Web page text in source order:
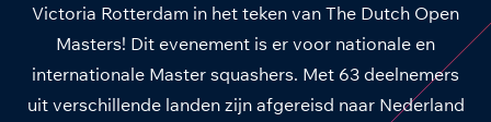
Victoria Rotterdam in het teken van The Dutch Open
Masters! Dit evenement is er voor nationale en
internationale Master squashers. Met 63 deelnemers
uit verschillende landen zijn afgereisd naar Nederland